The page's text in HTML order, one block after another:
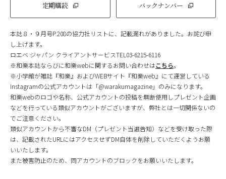
定期購読 バックナンバー
本誌８・９月号P.208の協力社リストに、記載漏れがありました。お詫び申
し上げます。
ロエベ ジャパン クライアントサービスTEL03-6215-6116
※和樂本誌ならびに和樂webに関するお問い合わせはこちら。
※小学館が雑誌『和樂』およびWEBサイト『和樂web』にて運営している
Instagramの公式アカウントは「@warakumagazine」のみになります。
和樂webのロゴや名称、公式アカウントの投稿を無断使用しプレゼント企画
などを行っている類似アカウントがございますが、弊社とは一切関係ないの
でご注意ください。
類似アカウントから不審なDM（プレゼント当選告知）などを受け取った際
は、記載されたURLにはアクセスせずDM自体を削除していただくようお願
いいたします。
また被害防止のため、同アカウントのブロックをお願いいたします。